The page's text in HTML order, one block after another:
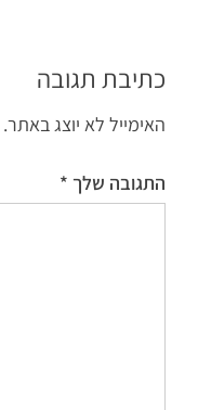
כתיבת תגובה
האימייל לא יוצג באתר.
התגובה שלך *